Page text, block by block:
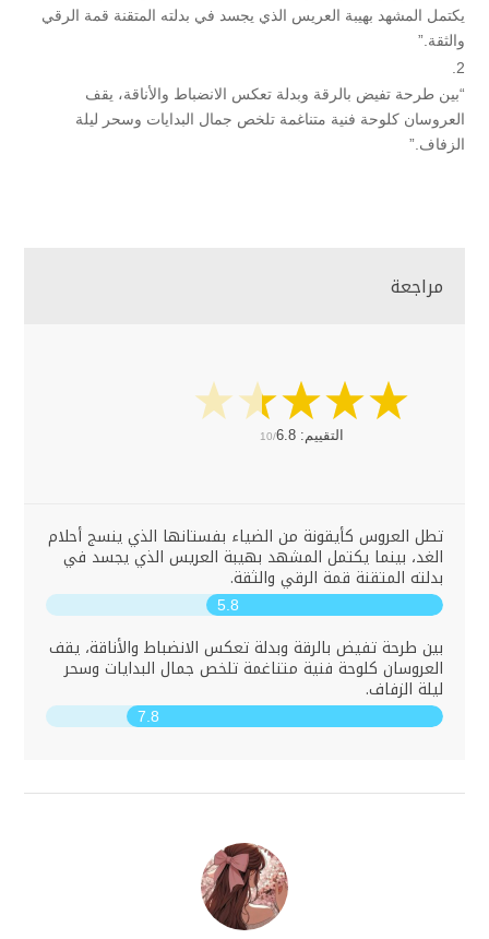
يكتمل المشهد بهيبة العريس الذي يجسد في بدلته المتقنة قمة الرقي
والثقة.”
“بين طرحة تفيض بالرقة وبدلة تعكس الانضباط والأناقة، يقف
العروسان كلوحة فنية متناغمة تلخص جمال البدايات وسحر ليلة
الزفاف.”
مراجعة
التقييم: 10/6.8
تطل العروس كأيقونة من الضياء بفستانها الذي ينسج أحلام
الغد، بينما يكتمل المشهد بهيبة العريس الذي يجسد في
بدلته المتقنة قمة الرقي والثقة.
5.8
بين طرحة تفيض بالرقة وبدلة تعكس الانضباط والأناقة، يقف
العروسان كلوحة فنية متناغمة تلخص جمال البدايات وسحر
ليلة الزفاف.
7.8